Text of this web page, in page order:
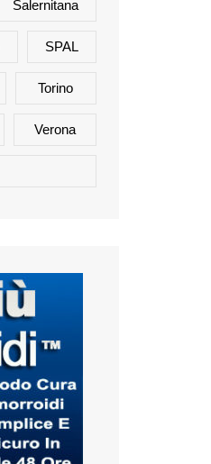
Salernitana
SPAL
Torino
Verona